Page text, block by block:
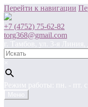
Перейти к навигации
+7 (4752) 75-62-82
torg368@gmail.com
г. Тамбов, ул. 3-я Линия,
×
Режим работы: пн. - пт.
Меню